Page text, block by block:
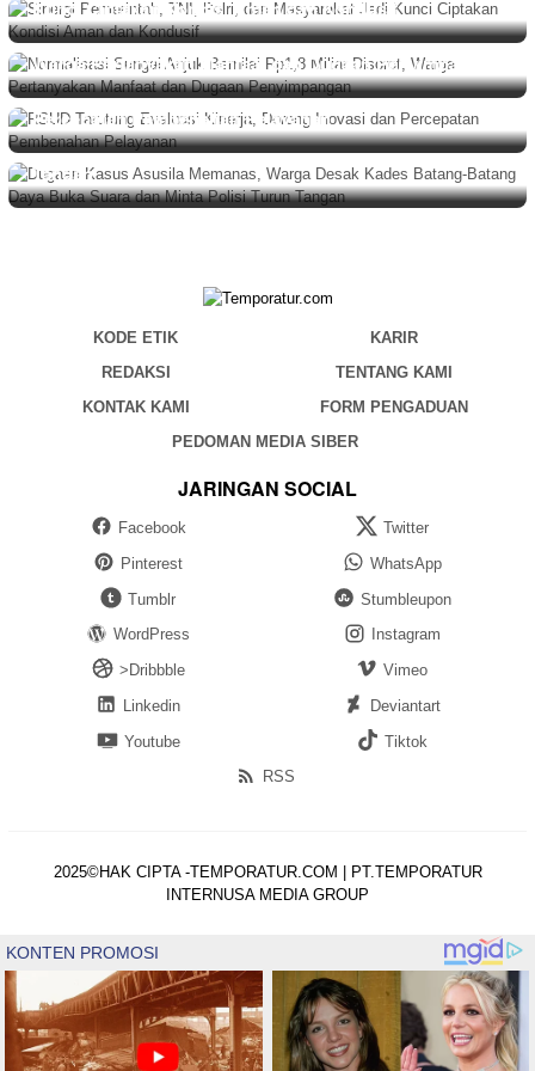
Kunci Ciptakan Kondisi Aman dan Kondusif
BERITA , DAERAH Agustus 8, 2026
Normalisasi Sungai Anjuk Bernilai Rp1,8 Miliar Disorot,
Warga Pertanyakan Manfaat dan Dugaan Penyimpangan
BERITA Agustus 8, 2026
RSUD Tarutung Evaluasi Kinerja, Dorong Inovasi dan
Percepatan Pembenahan Pelayanan
BERITA DAERAH Agustus 8, 2026
Dugaan Kasus Asusila Memanas, Warga Desak Kades
Batang-Batang Daya Buka Suara dan Minta Polisi Turun
Tangan
KODE ETIK
KARIR
REDAKSI
TENTANG KAMI
KONTAK KAMI
FORM PENGADUAN
PEDOMAN MEDIA SIBER
JARINGAN SOCIAL
Facebook
Twitter
Pinterest
WhatsApp
Tumblr
Stumbleupon
WordPress
Instagram
>Dribbble
Vimeo
Linkedin
Deviantart
Youtube
Tiktok
RSS
2025©HAK CIPTA -TEMPORATUR.COM | PT.TEMPORATUR
INTERNUSA MEDIA GROUP